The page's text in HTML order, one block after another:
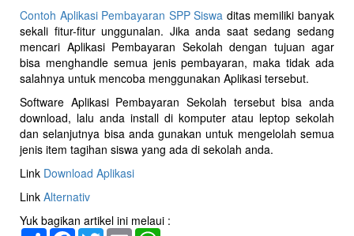
Contoh Aplikasi Pembayaran SPP Siswa ditas memiliki banyak
sekali fitur-fitur unggunalan. Jika anda saat sedang sedang
mencari Aplikasi Pembayaran Sekolah dengan tujuan agar
bisa menghandle semua jenis pembayaran, maka tidak ada
salahnya untuk mencoba menggunakan Aplikasi tersebut.
Software Aplikasi Pembayaran Sekolah tersebut bisa anda
download, lalu anda install di komputer atau leptop sekolah
dan selanjutnya bisa anda gunakan untuk mengelolah semua
jenis item tagihan siswa yang ada di sekolah anda.
Link Download Aplikasi
Link Alternativ
Yuk bagikan artikel ini melaui :